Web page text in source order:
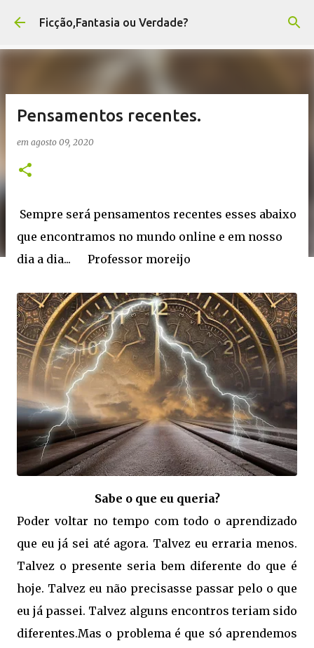
Pular para o conteúdo principal
Ficção,Fantasia ou Verdade?
Pensamentos recentes.
em agosto 09, 2020
Sempre será pensamentos recentes esses abaixo
que encontramos no mundo online e em nosso
dia a dia... Professor moreijo
Sabe o que eu queria?
Poder voltar no tempo com todo o aprendizado
que eu já sei até agora. Talvez eu erraria menos.
Talvez o presente seria bem diferente do que é
hoje. Talvez eu não precisasse passar pelo o que
eu já passei. Talvez alguns encontros teriam sido
diferentes.Mas o problema é que só aprendemos